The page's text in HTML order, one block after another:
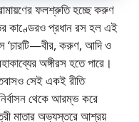
ফলশ্রুতি হচ্ছে করুণ
কাণ্ডেরও প্রধান রস হল এই
‘চারটি—বীর, করুণ, আদি ও
অঙ্গীরস হতে পারে।
সেই একই রীতি
থেকে আরম্ভ করে
মাতার অভ্যস্তরে আশ্রয়